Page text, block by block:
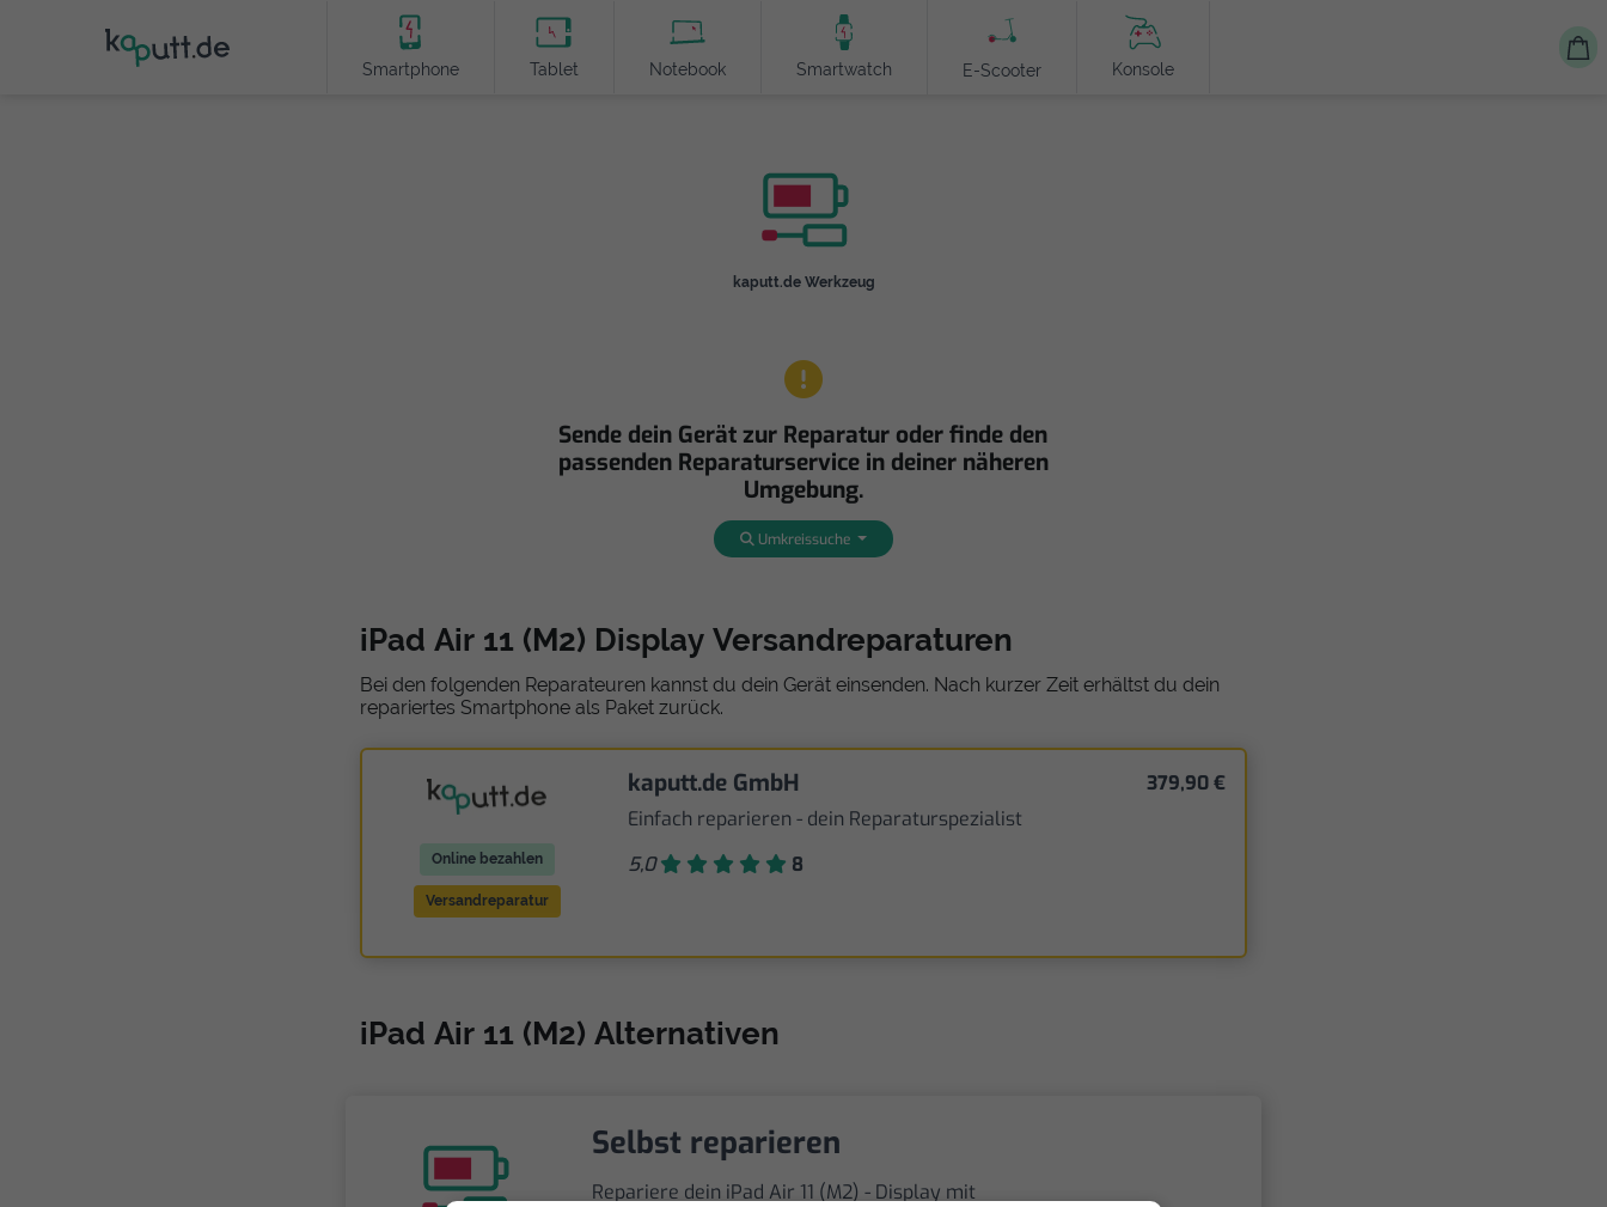
Smartphone Tablet Notebook Smartwatch E-Scooter Konsole
kaputt.de Werkzeug
Sende dein Gerät zur Reparatur oder finde den
passenden Reparaturservice in deiner näheren
Umgebung.
Umkreissuche
iPad Air 11 (M2) Display Versandreparaturen
Bei den folgenden Reparateuren kannst du dein Gerät einsenden. Nach kurzer Zeit erhältst du dein
repariertes Smartphone als Paket zurück.
Online bezahlen
Versandreparatur
kaputt.de GmbH
Einfach reparieren - dein Reparaturspezialist
5,0
8
379,90 €
iPad Air 11 (M2) Alternativen
Selbst reparieren
Repariere dein iPad Air 11 (M2) - Display mit